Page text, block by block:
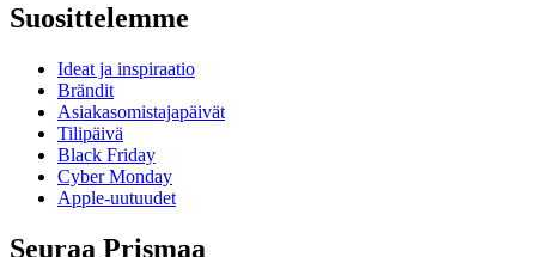
Suosittelemme
Ideat ja inspiraatio
Brändit
Asiakasomistajapäivät
Tilipäivä
Black Friday
Cyber Monday
Apple-uutuudet
Seuraa Prismaa